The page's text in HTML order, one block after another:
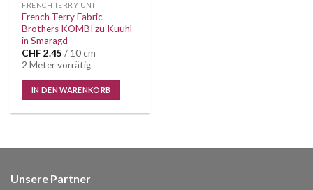
FRENCH TERRY UNI
French Terry Fabric
Brothers KOMBI zu Kuuhl
in Smaragd
CHF 2.45 / 10 cm
2 Meter vorrätig
IN DEN WARENKORB
Unsere Partner